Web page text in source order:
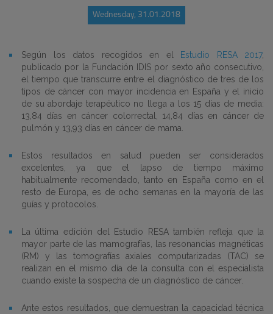
Wednesday, 31.01.2018
Según los datos recogidos en el Estudio RESA 2017,
publicado por la Fundación IDIS por sexto año consecutivo,
el tiempo que transcurre entre el diagnóstico de tres de los
tipos de cáncer con mayor incidencia en España y el inicio
de su abordaje terapéutico no llega a los 15 días de media:
13,84 días en cáncer colorrectal, 14,84 días en cáncer de
pulmón y 13,93 días en cáncer de mama.
Estos resultados en salud pueden ser considerados
excelentes, ya que el lapso de tiempo máximo
habitualmente recomendado, tanto en España como en el
resto de Europa, es de ocho semanas en la mayoría de las
guías y protocolos.
La última edición del Estudio RESA también refleja que la
mayor parte de las mamografías, las resonancias magnéticas
(RM) y las tomografías axiales computarizadas (TAC) se
realizan en el mismo día de la consulta con el especialista
cuando existe la sospecha de un diagnóstico de cáncer.
Ante estos resultados, que demuestran la capacidad técnica